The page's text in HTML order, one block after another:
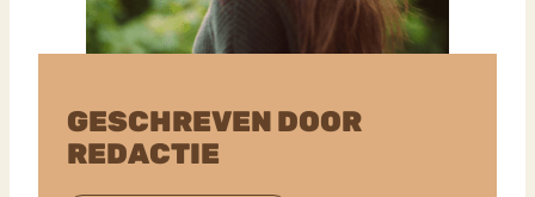
GESCHREVEN DOOR
REDACTIE